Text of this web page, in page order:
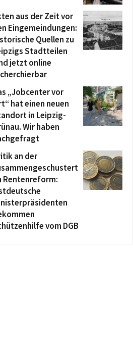
aus der Zeit vor
Eingemeindungen:
Quellen zu
Stadtteilen
jetzt online
„Jobcenter vor
hat einen neuen
in Leipzig-
Wir haben
an der
Rentenreform:
vom DGB